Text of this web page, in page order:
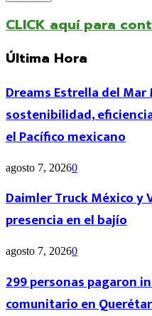
CLICK aquí para
Última Hora
Dreams Estrella del
sostenibilidad,
el Pacífico mexicano
agosto 7, 20260
Daimler Truck México y
presencia en el bajío
agosto 7, 20260
299 personas pagaron
comunitario en